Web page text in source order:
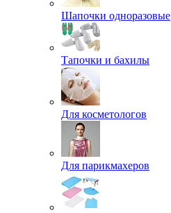
Шапочки одноразовые
Тапочки и бахилы
Для косметологов
Для парикмахеров